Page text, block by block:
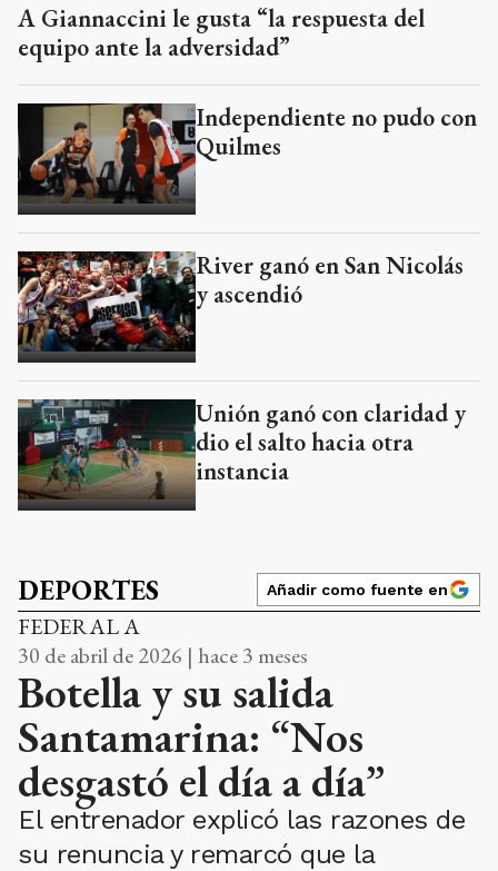
A Giannaccini le gusta “la respuesta del
equipo ante la adversidad”
Independiente no pudo con
Quilmes
River ganó en San Nicolás
y ascendió
Unión ganó con claridad y
dio el salto hacia otra
instancia
DEPORTES Añadir como fuente en
FEDERAL A
30 de abril de 2026 | hace 3 meses
Botella y su salida
Santamarina: “Nos
desgastó el día a día”
El entrenador explicó las razones de
su renuncia y remarcó que la